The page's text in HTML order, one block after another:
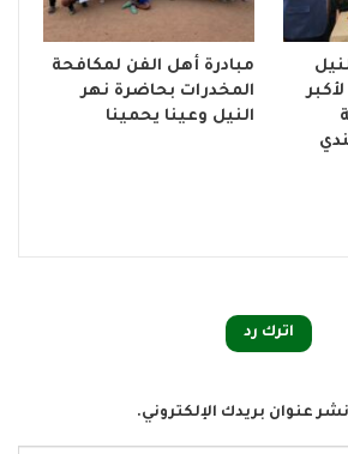
مبادرة أهل الفن لمكافحة
المخدرات بحاضرة نهر
النيل وعينا يحمينا
اترك رد
عنوان بريدك الإلكتروني.